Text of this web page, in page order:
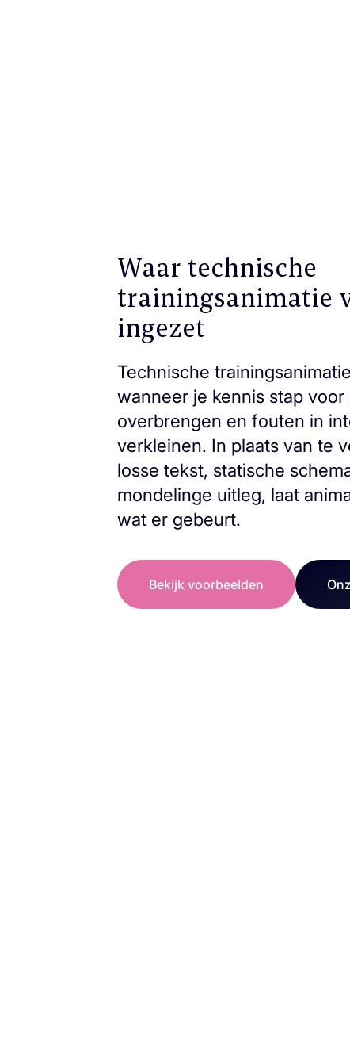
Waar technische
trainingsanimatie
ingezet
Technische
wanneer je kennis stap voor
overbrengen en fouten in
verkleinen. In plaats van te
losse tekst, statische
mondelinge uitleg, laat
wat er gebeurt.
Bekijk voorbeelden